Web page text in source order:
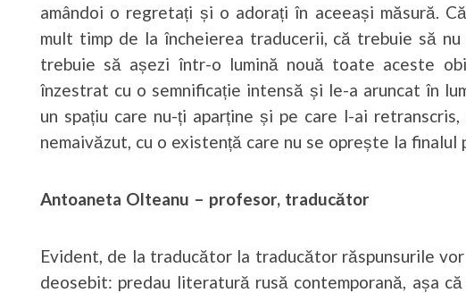
amândoi o regretați și o adorați în aceeași măsură.
mult timp de la încheierea traducerii, că trebuie să nu
trebuie să așezi într-o lumină nouă toate aceste
înzestrat cu o semnificație intensă și le-a aruncat în
un spațiu care nu-ți aparține și pe care l-ai
nemaivăzut, cu o existență care nu se oprește la finalul
Antoaneta Olteanu – profesor, traducător
Evident, de la traducător la traducător răspunsurile
deosebit: predau literatură rusă contemporană, așa